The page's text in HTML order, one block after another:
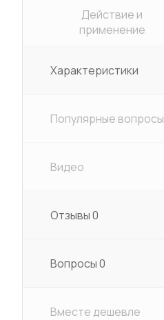
Действие и
применение
Характеристики
Популярные вопросы
Видео
Отзывы0
Вопросы0
Вместе дешевле